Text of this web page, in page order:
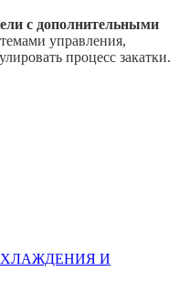
с дополнительными
управления,
процесс закатки.
И